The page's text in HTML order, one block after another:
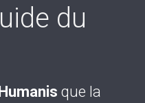
du
que la